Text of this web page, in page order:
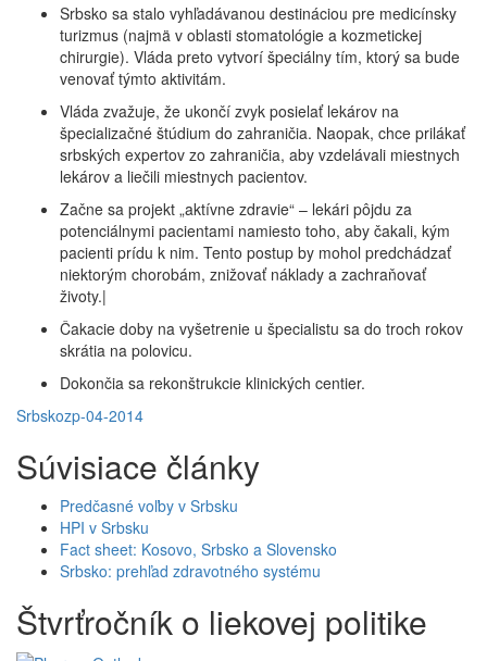
Srbsko sa stalo vyhľadávanou destináciou pre medicínsky
turizmus (najmä v oblasti stomatológie a kozmetickej
chirurgie). Vláda preto vytvorí špeciálny tím, ktorý sa bude
venovať týmto aktivitám.
Vláda zvažuje, že ukončí zvyk posielať lekárov na
špecializačné štúdium do zahraničia. Naopak, chce prilákať
srbských expertov zo zahraničia, aby vzdelávali miestnych
lekárov a liečili miestnych pacientov.
Začne sa projekt „aktívne zdravie“ – lekári pôjdu za
potenciálnymi pacientami namiesto toho, aby čakali, kým
pacienti prídu k nim. Tento postup by mohol predchádzať
niektorým chorobám, znižovať náklady a zachraňovať
životy.|
Čakacie doby na vyšetrenie u špecialistu sa do troch rokov
skrátia na polovicu.
Dokončia sa rekonštrukcie klinických centier.
Srbskozp-04-2014
Súvisiace články
Predčasné voľby v Srbsku
HPI v Srbsku
Fact sheet: Kosovo, Srbsko a Slovensko
Srbsko: prehľad zdravotného systému
Štvrťročník o liekovej politike